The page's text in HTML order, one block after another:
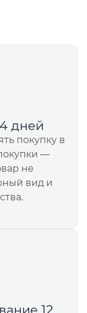
дней
покупку в
—
не
вид и
12